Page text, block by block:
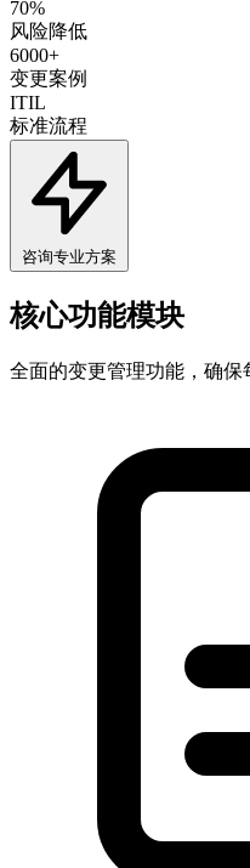
70%
风险降低
6000+
变更案例
ITIL
标准流程
咨询专业方案
核心功能模块
全面的变更管理功能，确